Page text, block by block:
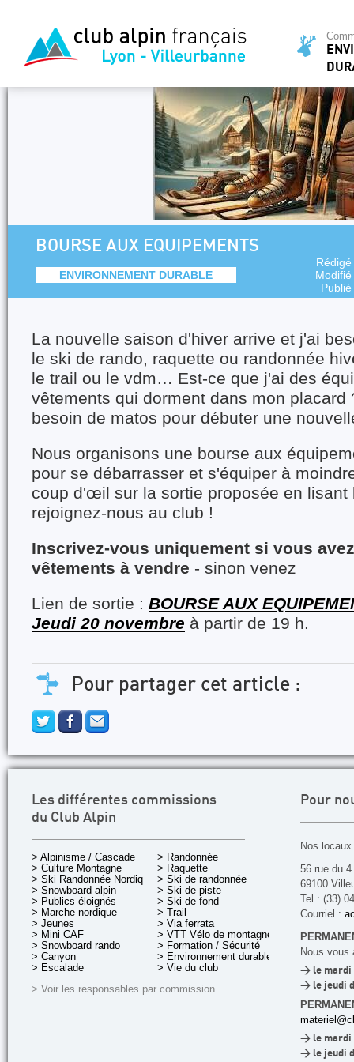
BOURSE AUX EQUIPEMENTS
ENVIRONNEMENT DURABLE
La nouvelle saison d'hiver arrive et j'ai
le ski de rando, raquette ou randonnée
le trail ou le vdm… Est-ce que j'ai des
vêtements qui dorment dans mon placard
besoin de matos pour débuter une
Nous organisons une bourse aux
pour se débarrasser et s'équiper à
coup d'œil sur la sortie proposée en lisant
rejoignez-nous au club !
Inscrivez-vous uniquement si vous
vêtements à vendre - sinon venez
Lien de sortie : BOURSE AUX
Jeudi 20 novembre à partir de 19 h.
Pour partager cet article :
Les différentes commissions
du Club Alpin
> Alpinisme / Cascade
> Culture Montagne
> Ski Randonnée Nordique
> Snowboard alpin
> Publics éloignés
> Marche nordique
> Jeunes
> Mini CAF
> Snowboard rando
> Canyon
> Escalade
> Randonnée
> Raquette
> Ski de randonnée
> Ski de piste
> Ski de fond
> Trail
> Via ferrata
> VTT Vélo de montagne
> Formation / Sécurité
> Environnement durable
> Vie du club
> Voir les responsables par commission
Pour
Nos
56 rue du
69100
Tel : (33)
Courriel :
Nous vous
> le mardi
> le jeudi
> le mardi
> le jeudi